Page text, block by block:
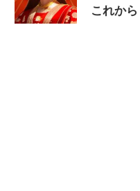
これから